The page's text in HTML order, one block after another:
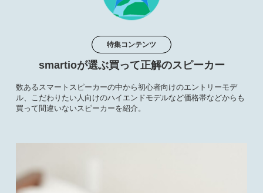
特集コンテンツ
smartioが選ぶ買って正解のスピーカー
数あるスマートスピーカーの中から初心者向けのエントリーモデ
ル、こだわりたい人向けのハイエンドモデルなど価格帯などからも
買って間違いないスピーカーを紹介。